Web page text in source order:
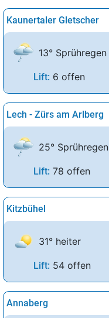
Kaunertaler Gletscher
13° Sprühregen
Lift: 6 offen
Lech - Zürs am Arlberg
25° Sprühregen
Lift: 78 offen
Kitzbühel
31° heiter
Lift: 54 offen
Annaberg